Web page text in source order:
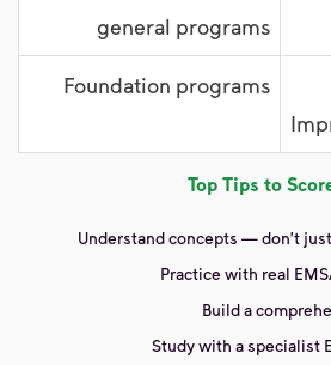
general programs
Foundation programs
Top Tips to